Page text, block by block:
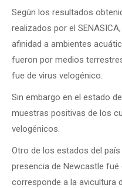
Según los resultados
realizados por el
afinidad a ambientes
fueron por medios
fue de virus velogénico.
Sin embargo en el estado
muestras positivas de los
velogénicos.
Otro de los estados del
presencia de Newcastle
corresponde a la avicultura